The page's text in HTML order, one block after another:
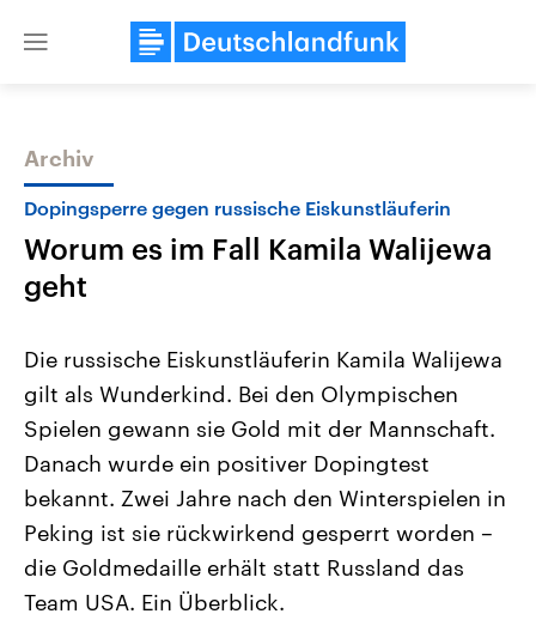
Close
Themen
Landtagswahl Sachsen-Anhalt
2026
Alle Informationen
Sachsen-Anhalt wählt am 6.
September 2026 einen neuen
Landtag. Seit 2021 wird das
Bundesland von einer Koalition aus
CDU, SPD und FDP regiert.-
Umfragen, Prognosen,
Wahlprogramme, aktuelle Berichte
und Hintergründe zu den Parteien
USA
Aktuelle Beiträge,
Hintergründe
Wirtschaftlich und
gehören die Vereinigten
den mächtigsten Ländern
mit großem Einfluss auf
aktuelle Weltgeschehen.
Sendungen Programm
Archiv
Dopingsperre gegen russische Eiskunstläuferin
Worum es im Fall Kamila Walijewa
geht
Die russische Eiskunstläuferin Kamila Walijewa
gilt als Wunderkind. Bei den Olympischen
Spielen gewann sie Gold mit der Mannschaft.
Danach wurde ein positiver Dopingtest
bekannt. Zwei Jahre nach den Winterspielen in
Peking ist sie rückwirkend gesperrt worden –
die Goldmedaille erhält statt Russland das
Team USA. Ein Überblick.